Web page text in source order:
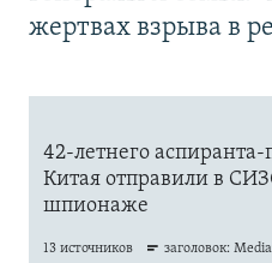
жертвах взрыва в